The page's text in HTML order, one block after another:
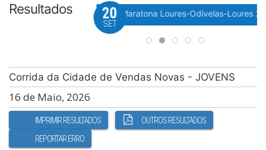
Resultados
do Avante! 2026 Meia Maratona Loures-Odivelas-Loures
20
SET
Corrida da Cidade de Vendas Novas - JOVENS
16 de Maio, 2026
IMPRIMIR RESULTADOS
OUTROS RESULTADOS
REPORTAR ERRO